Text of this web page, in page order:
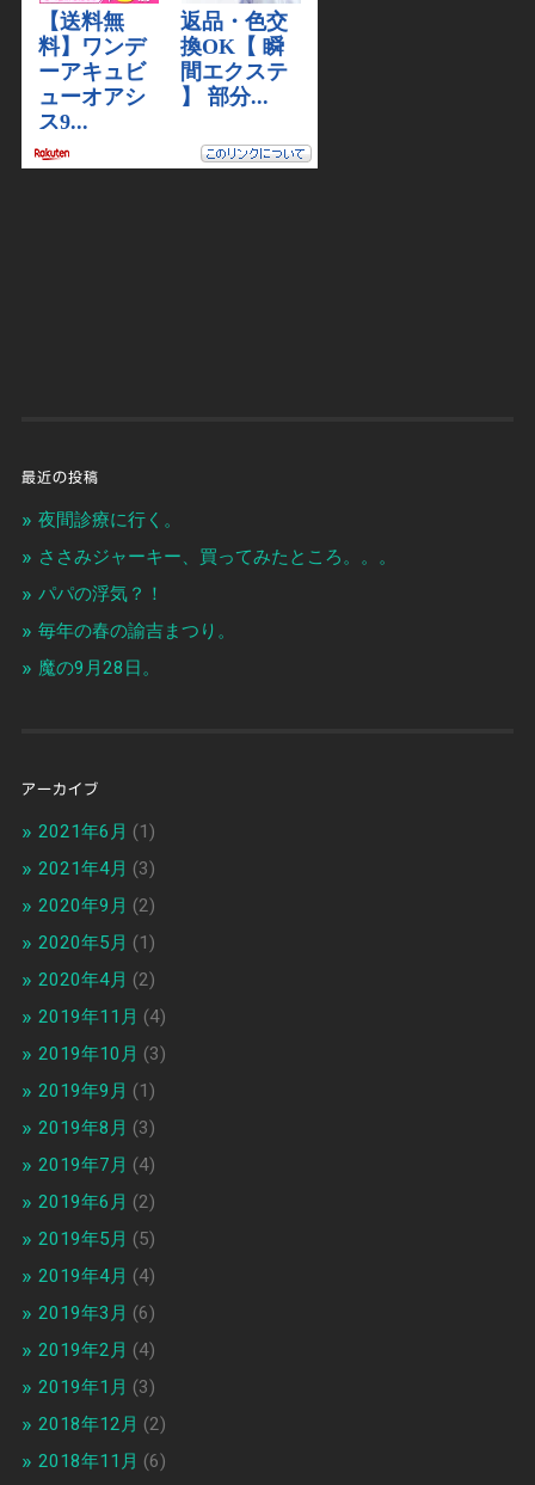
最近の投稿
夜間診療に行く。
ささみジャーキー、買ってみたところ。。。
パパの浮気？！
毎年の春の諭吉まつり。
魔の9月28日。
アーカイブ
2021年6月 (1)
2021年4月 (3)
2020年9月 (2)
2020年5月 (1)
2020年4月 (2)
2019年11月 (4)
2019年10月 (3)
2019年9月 (1)
2019年8月 (3)
2019年7月 (4)
2019年6月 (2)
2019年5月 (5)
2019年4月 (4)
2019年3月 (6)
2019年2月 (4)
2019年1月 (3)
2018年12月 (2)
2018年11月 (6)